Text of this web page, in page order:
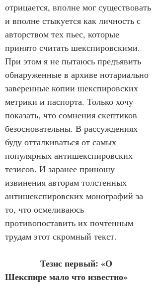
отрицается, вполне мог существовать
и вполне стыкуется как личность с
авторством тех пьес, которые
принято считать шекспировскими.
При этом я не пытаюсь предъявить
обнаруженные в архиве нотариально
заверенные копии шекспировских
метрики и паспорта. Только хочу
показать, что сомнения скептиков
безосновательны. В рассуждениях
буду отталкиваться от самых
популярных антишекспировских
тезисов. И заранее приношу
извинения авторам толстенных
антишекспировских монографий за
то, что осмеливаюсь
противопоставить их почтенным
трудам этот скромный текст.
Тезис первый: «О
Шекспире мало что известно»